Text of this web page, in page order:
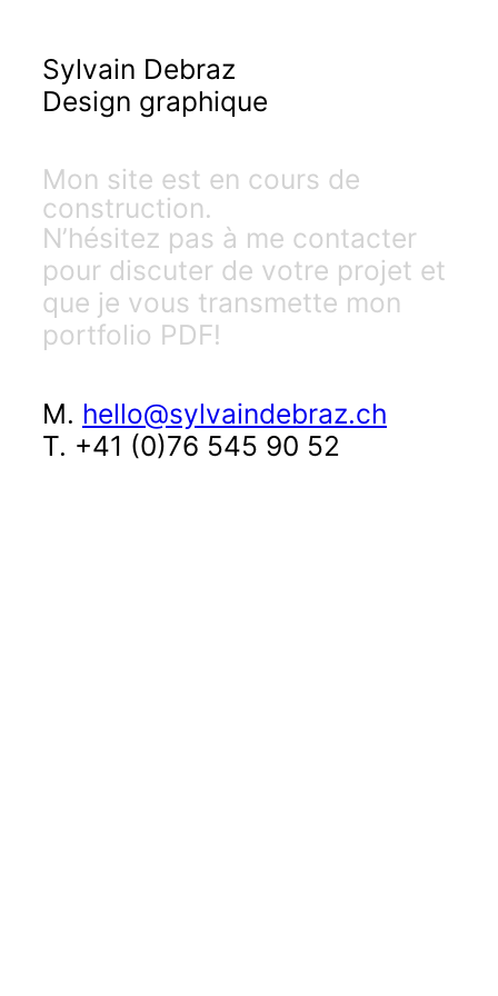
Sylvain Debraz
Design graphique
Mon site est en cours de
construction.
N’hésitez pas à me contacter
pour discuter de votre projet et
que je vous transmette mon
portfolio PDF!
M. hello@sylvaindebraz.ch
T. +41 (0)76 545 90 52